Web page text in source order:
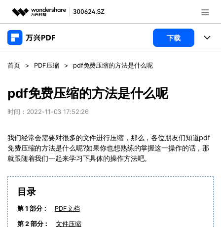
推荐产品
政企服务
新闻中心
关于万兴
加入我们
帮助中心
下载
产品
万兴PDF Windows版
移动端
万兴PDF iOS版
功能
PDF新功能
PDF合并工具
PDF转换器
PDF加密
PDF文件压缩
商业合作
学校&教育
企业采购
经销商招募
帮助中心
产品支持
用户指南
常见问题
产品信息
首页 > PDF压缩 > pdf免费压缩的方法是什么呢
pdf免费压缩的方法是什么呢
时间：2022-11-03 17:52:26
我们经常会需要对很多的文件进行压缩，那么，各位朋友们知道pdf
免费压缩的方法是什么呢?如果你也想熟练的掌握这一操作的话，那
就跟随着我们一起来学习下具体的操作方法吧。
目录
第 1 部分： PDF文档
第 2 部分： 文件压缩